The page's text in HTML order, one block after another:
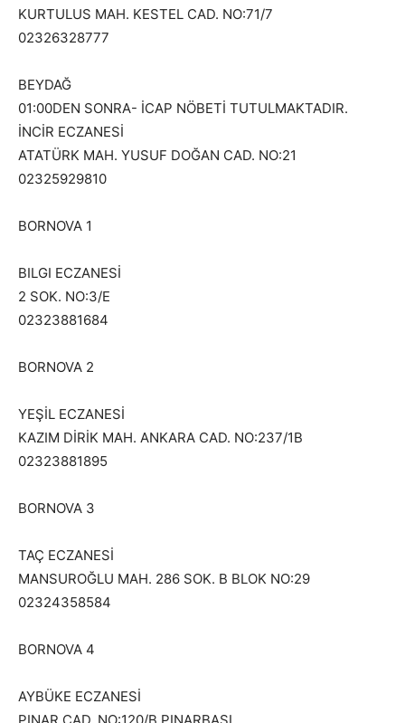
KURTULUS MAH. KESTEL CAD. NO:71/7
02326328777
BEYDAĞ
01:00DEN SONRA- İCAP NÖBETİ TUTULMAKTADIR.
İNCİR ECZANESİ
ATATÜRK MAH. YUSUF DOĞAN CAD. NO:21
02325929810
BORNOVA 1
BILGI ECZANESİ
2 SOK. NO:3/E
02323881684
BORNOVA 2
YEŞİL ECZANESİ
KAZIM DİRİK MAH. ANKARA CAD. NO:237/1B
02323881895
BORNOVA 3
TAÇ ECZANESİ
MANSUROĞLU MAH. 286 SOK. B BLOK NO:29
02324358584
BORNOVA 4
AYBÜKE ECZANESİ